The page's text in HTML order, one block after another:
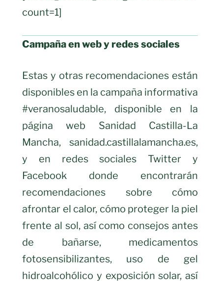
count=1]
Campaña en web y redes sociales
Estas y otras recomendaciones están
disponibles en la campaña informativa
#veranosaludable, disponible en la
página web Sanidad Castilla-La
Mancha, sanidad.castillalamancha.es,
y en redes sociales Twitter y
Facebook donde encontrarán
recomendaciones sobre cómo
afrontar el calor, cómo proteger la piel
frente al sol, así como consejos antes
de bañarse, medicamentos
fotosensibilizantes, uso de gel
hidroalcohólico y exposición solar, así